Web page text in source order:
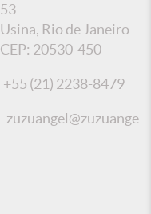
53
Usina, Rio de Janeiro
CEP: 20530-450
+55 (21) 2238-8479